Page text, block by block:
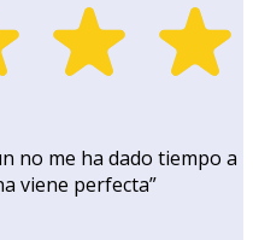
no me ha dado tiempo a
viene perfecta”